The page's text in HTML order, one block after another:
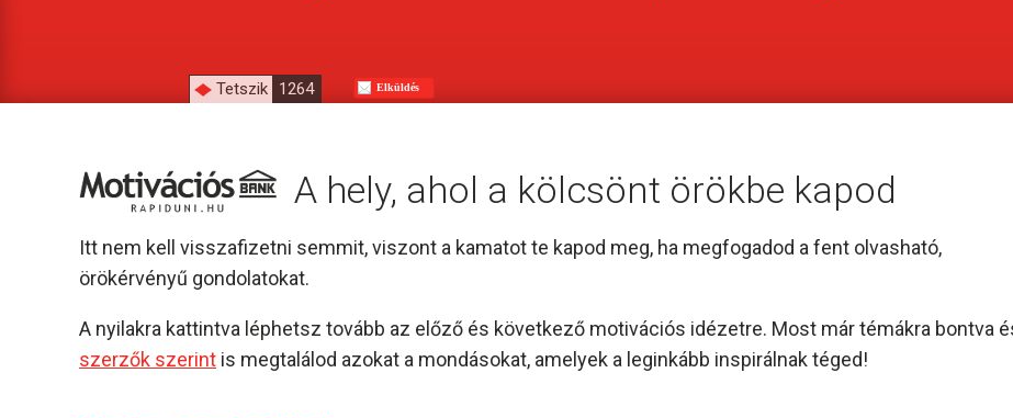
Tetszik 1264 Elküldés
A hely, ahol a kölcsönt örökbe kapod
Itt nem kell visszafizetni semmit, viszont a kamatot te kapod meg, ha megfogadod a fent olvasható,
örökérvényű gondolatokat.
A nyilakra kattintva léphetsz tovább az előző és következő motivációs idézetre. Most már témákra bontva
szerzők szerint is megtalálod azokat a mondásokat, amelyek a leginkább inspirálnak téged!